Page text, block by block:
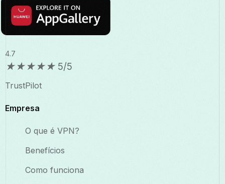
4.7
★★★★★ 5/5
TrustPilot
Empresa
O que é VPN?
Benefícios
Como funciona